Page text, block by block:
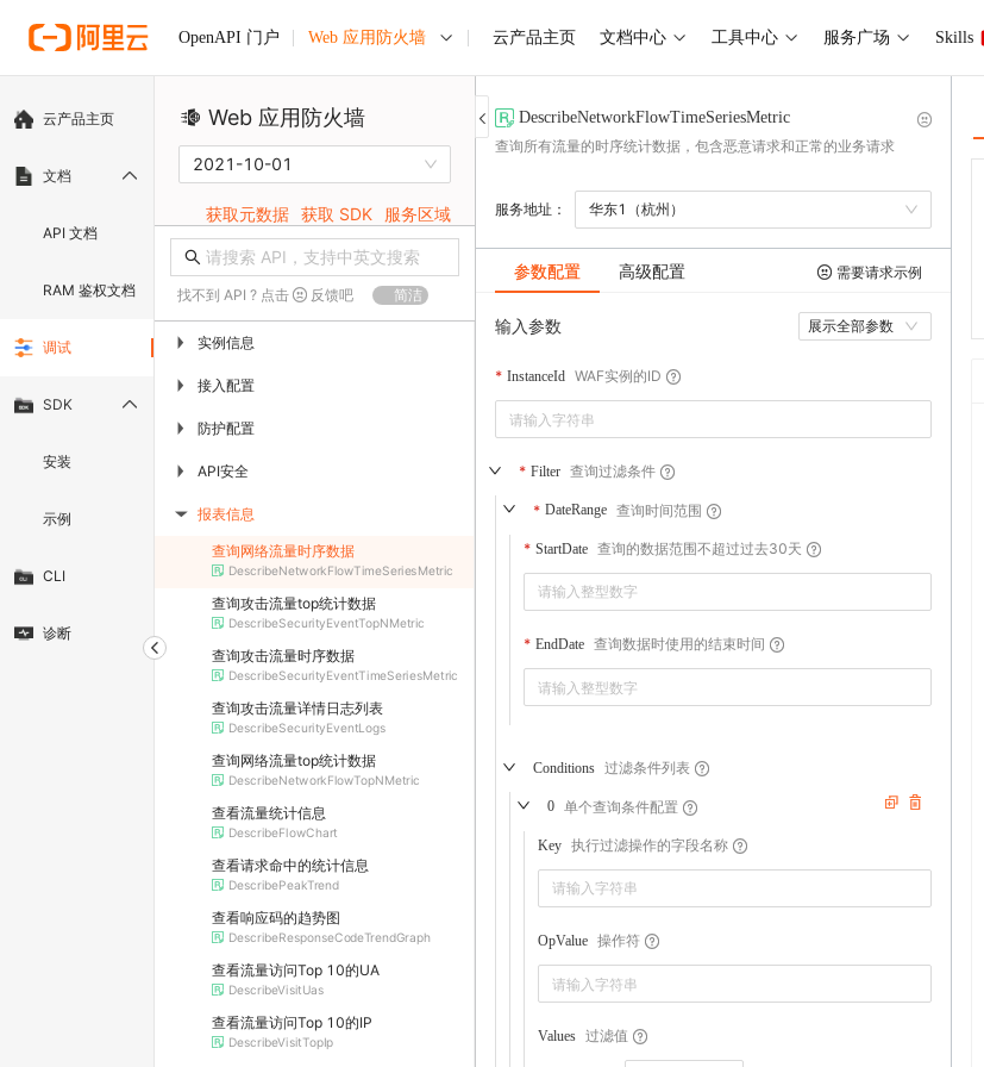
OpenAPI 门户 Web 应用防火墙 云产品主页 文档中心 工具中心 服务广场 Skills
云产品主页
文档
API 文档
RAM 鉴权文档
调试
SDK
安装
示例
CLI
诊断
Web 应用防火墙
2021-10-01
获取元数据 获取 SDK 服务区域
找不到 API ? 点击 反馈吧 简洁
▶ 实例信息
▶ 接入配置
▶ 防护配置
▶ API安全
▶ 报表信息
查询网络流量时序数据
DescribeNetworkFlowTimeSeriesMetric
查询攻击流量top统计数据
DescribeSecurityEventTopNMetric
查询攻击流量时序数据
DescribeSecurityEventTimeSeriesMetric
查询攻击流量详情日志列表
DescribeSecurityEventLogs
查询网络流量top统计数据
DescribeNetworkFlowTopNMetric
查看流量统计信息
DescribeFlowChart
查看请求命中的统计信息
DescribePeakTrend
查看响应码的趋势图
DescribeResponseCodeTrendGraph
查看流量访问Top 10的UA
DescribeVisitUas
查看流量访问Top 10的IP
DescribeVisitTopIp
DescribeNetworkFlowTimeSeriesMetric
查询所有流量的时序统计数据，包含恶意请求和正常的业务请求
服务地址： 华东1（杭州）
参数配置 高级配置 需要请求示例
输入参数 展示全部参数
InstanceId WAF实例的ID
Filter 查询过滤条件
DateRange 查询时间范围
StartDate 查询的数据范围不超过过去30天
EndDate 查询数据时使用的结束时间
Conditions 过滤条件列表
0 单个查询条件配置
Key 执行过滤操作的字段名称
OpValue 操作符
Values 过滤值